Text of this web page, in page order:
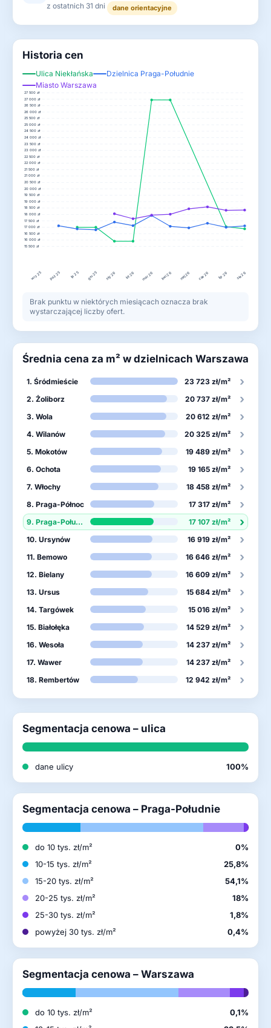
z ostatnich 31 dni dane orientacyjne
Historia cen
Ulica Niekłańska
Dzielnica Praga-Południe
Miasto Warszawa
15 500 zł
16 000 zł
16 500 zł
17 000 zł
17 500 zł
18 000 zł
18 500 zł
19 000 zł
19 500 zł
20 000 zł
20 500 zł
21 000 zł
21 500 zł
22 000 zł
22 500 zł
23 000 zł
23 500 zł
24 000 zł
24 500 zł
25 000 zł
25 500 zł
26 000 zł
26 500 zł
27 000 zł
27 500 zł
wrz 25 paź 25 lis 25 gru 25 sty 26 lut 26 mar 26 kwi 26 maj 26 cze 26 lip 26 sie 26
Brak punktu w niektórych miesiącach oznacza brak
wystarczającej liczby ofert.
Średnia cena za m² w dzielnicach Warszawa
1. Śródmieście 23 723 zł/m² ›
2. Żoliborz 20 737 zł/m² ›
3. Wola 20 612 zł/m² ›
4. Wilanów 20 325 zł/m² ›
5. Mokotów 19 489 zł/m² ›
6. Ochota 19 165 zł/m² ›
7. Włochy 18 458 zł/m² ›
8. Praga-Północ 17 317 zł/m² ›
9. Praga-Południe 17 107 zł/m² ›
10. Ursynów 16 919 zł/m² ›
11. Bemowo 16 646 zł/m² ›
12. Bielany 16 609 zł/m² ›
13. Ursus 15 684 zł/m² ›
14. Targówek 15 016 zł/m² ›
15. Białołęka 14 529 zł/m² ›
16. Wesoła 14 237 zł/m² ›
17. Wawer 14 237 zł/m² ›
18. Rembertów 12 942 zł/m² ›
Segmentacja cenowa – ulica
dane ulicy 100%
Segmentacja cenowa – Praga-Południe
do 10 tys. zł/m²
0%
10-15 tys. zł/m²
25,8%
15-20 tys. zł/m²
54,1%
20-25 tys. zł/m²
18%
25-30 tys. zł/m²
1,8%
powyżej 30 tys. zł/m²
0,4%
Segmentacja cenowa – Warszawa
do 10 tys. zł/m²
0,1%